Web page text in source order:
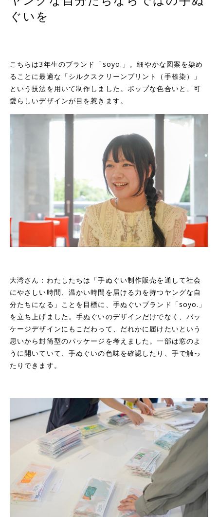
ぐいを
こちらは3年生のブランド「soyo.」。細やかな図案を染め
ることに最適な「シルクスクリーンプリント（手㮈染）」
という技法を用いて制作しました。ポップな色合いと、可
愛らしいデザインが目を惹きます。
大湾さん：わたしたちは「手ぬぐい制作販売を通して社会
にやさしい時間、温かい時間を届ける力を持つヤングな自
分たちになる」ことを目標に、手ぬぐいブランド「soyo.」
を立ち上げました。手ぬぐいのデザインだけでなく、パッ
ケージデザインにもこだわって、だれかに届けたいという
思いから封筒型のパッケージを考えました。一部は窓のよ
うに開いていて、手ぬぐいの色味を確認したり、手で触っ
たりできます。